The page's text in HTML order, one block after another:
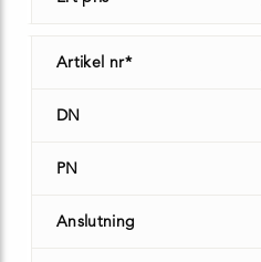
Artikel nr*
DN
PN
Anslutning